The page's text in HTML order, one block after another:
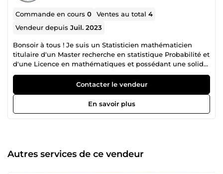
Commande en cours0 Ventes au total4
Vendeur depuisJuil. 2023
Bonsoir à tous ! Je suis un Statisticien mathématicien
titulaire d'un Master recherche en statistique Probabilité et
d'une Licence en mathématiques et possédant une solide
expertise en mathématiques et en statistiques, avec cinq
années d'expérience dans ce domaine. Mon rôle implique
probablement l'application de techniques mathématiques
et statistiques pour résoudre des problèmes complexes,
analyser des données et extraire des informations
en algèbre linéaire, calcul, probabilités et théories des
nombres. • Analyse des Données : Capacité à manipuler et
Contacter le vendeur
En savoir plus
Autres services de ce vendeur